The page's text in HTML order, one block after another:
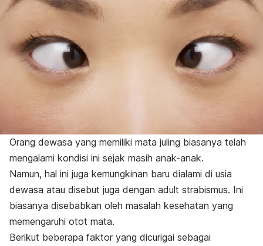
Orang dewasa yang memiliki mata juling biasanya telah
mengalami kondisi ini sejak masih anak-anak.
Namun, hal ini juga kemungkinan baru dialami di usia
dewasa atau disebut juga dengan adult strabismus. Ini
biasanya disebabkan oleh masalah kesehatan yang
memengaruhi otot mata.
Berikut beberapa faktor yang dicurigai sebagai